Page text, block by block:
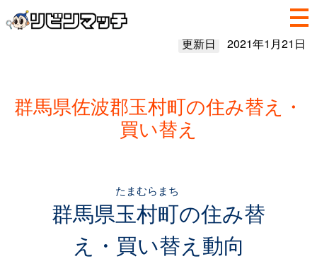
更新日 2021年1月21日
群馬県佐波郡玉村町の住み替え・
買い替え
群馬県玉村町
たまむらまち
の住み替
え・買い替え動向